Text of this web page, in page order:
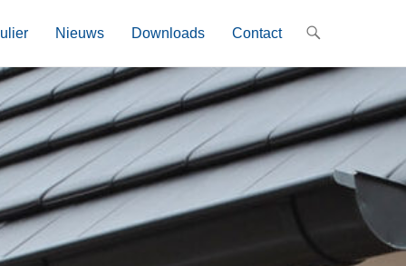
Nieuws Downloads Contact